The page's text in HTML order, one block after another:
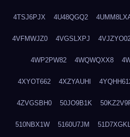
4TSJ6PJX 4U48QGQ2
4VFMWJZ0 4VGSLXPJ
4WP2PW82 4WQWQXX8
4XYOT662 4XZYAUHI
4ZVGSBH0 50JO9B1K
510NBX1W 5160U7JM 51D7XGKL